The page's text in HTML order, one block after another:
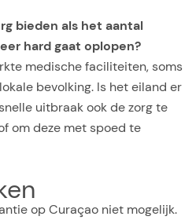
bieden als het aantal
hard gaat oplopen?
medische faciliteiten, soms
bevolking. Is het eiland er
uitbraak ook de zorg te
om deze met spoed te
op Curaçao niet mogelijk.